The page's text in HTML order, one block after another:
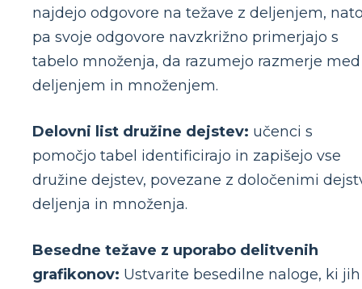
najdejo odgovore na težave z deljenjem,
pa svoje odgovore navzkrižno primerjajo s
tabelo množenja, da razumejo razmerje med
deljenjem in množenjem.
Delovni list družine dejstev: učenci s
pomočjo tabel identificirajo in zapišejo vse
družine dejstev, povezane z določenimi
deljenja in množenja.
Besedne težave z uporabo delitvenih
grafikonov: Ustvarite besedilne naloge, ki jih